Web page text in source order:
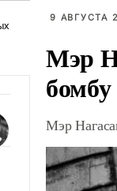
9 АВГУСТА
Мэр
Мэр